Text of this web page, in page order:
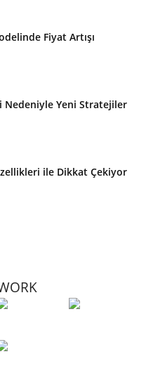
Fiyat Artışı
Nedeniyle Yeni Stratejiler
ile Dikkat Çekiyor